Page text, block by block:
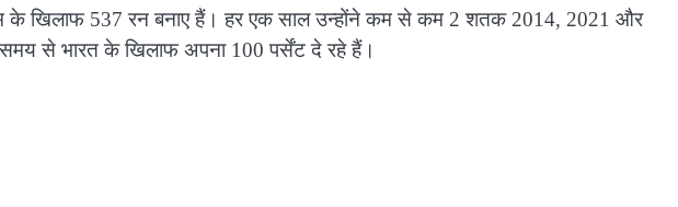
के खिलाफ 537 रन बनाए हैं। हर एक साल उन्होंने कम से कम 2 शतक 2014, 2021 और
से भारत के खिलाफ अपना 100 पर्सेंट दे रहे हैं।